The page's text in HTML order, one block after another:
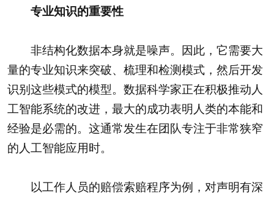
专业知识的重要性
非结构化数据本身就是噪声。因此，它需要大
量的专业知识来突破、梳理和检测模式，然后开发
识别这些模式的模型。数据科学家正在积极推动人
工智能系统的改进，最大的成功表明人类的本能和
经验是必需的。这通常发生在团队专注于非常狭窄
的人工智能应用时。
以工作人员的赔偿索赔程序为例，对声明有深